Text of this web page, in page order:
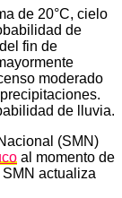
de 20°C, cielo
de
fin de
moderado
de lluvia.
(SMN)
al momento de
actualiza